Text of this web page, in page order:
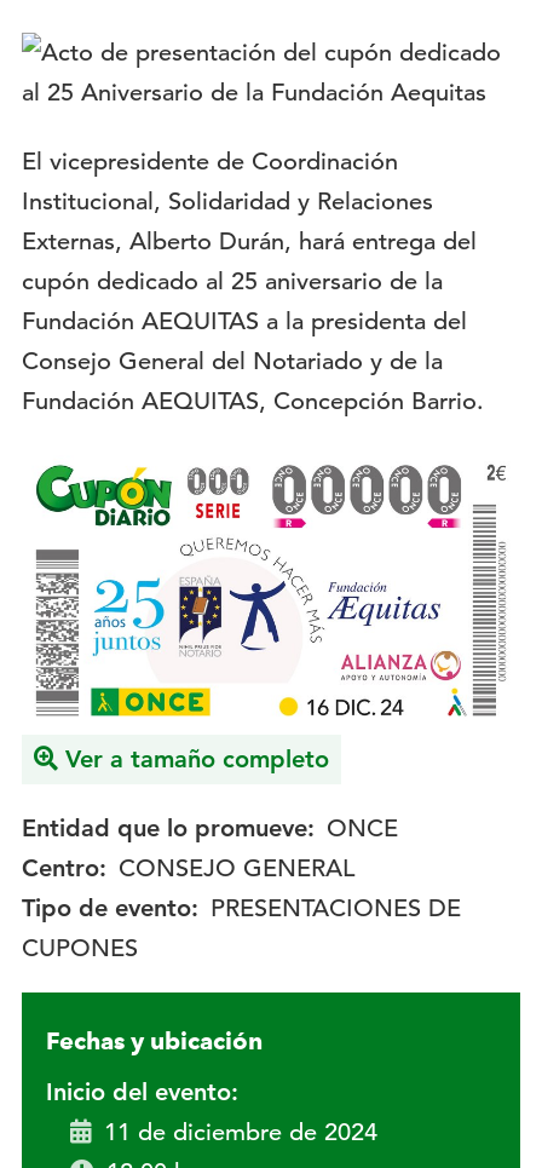
Logotipo:
Descripción:
El vicepresidente de Coordinación
Institucional, Solidaridad y Relaciones
Externas, Alberto Durán, hará entrega del
cupón dedicado al 25 aniversario de la
Fundación AEQUITAS a la presidenta del
Consejo General del Notariado y de la
Fundación AEQUITAS, Concepción Barrio.
Imagen
del
evento:
Ver a tamaño completo
Entidad que lo promueve: ONCE
Centro: CONSEJO GENERAL
Tipo de evento: PRESENTACIONES DE
CUPONES
Fechas y ubicación
Inicio del evento:
11 de diciembre de 2024